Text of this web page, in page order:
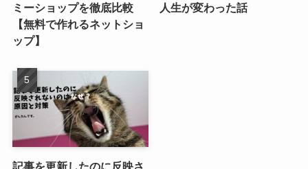
ミーショップを徹底比較
【無料で作れるネットショ
ップ】
人生が変わった話
記事を更新したのに反映さ